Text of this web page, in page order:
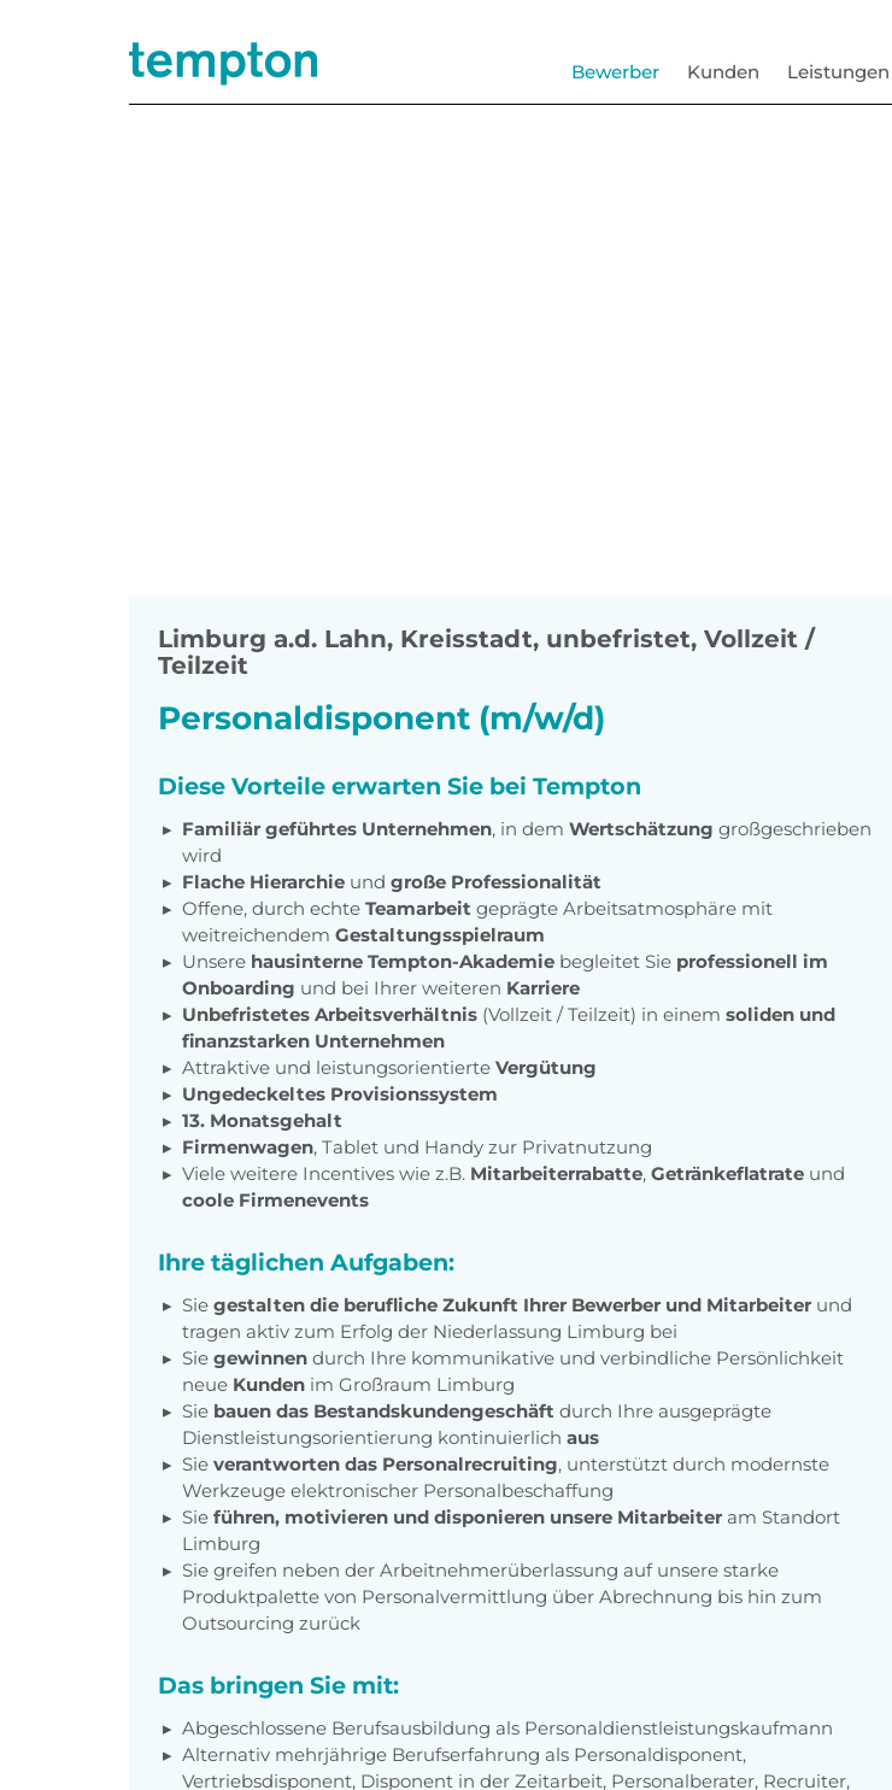
Bewerber Kunden Leistungen
Limburg a.d. Lahn, Kreisstadt, unbefristet, Vollzeit /
Teilzeit
Personaldisponent (m/w/d)
Diese Vorteile erwarten Sie bei Tempton
Familiär geführtes Unternehmen, in dem Wertschätzung großgeschrieben
wird
Flache Hierarchie und große Professionalität
Offene, durch echte Teamarbeit geprägte Arbeitsatmosphäre mit
weitreichendem Gestaltungsspielraum
Unsere hausinterne Tempton-Akademie begleitet Sie professionell im
Onboarding und bei Ihrer weiteren Karriere
Unbefristetes Arbeitsverhältnis (Vollzeit / Teilzeit) in einem soliden und
finanzstarken Unternehmen
Attraktive und leistungsorientierte Vergütung
Ungedeckeltes Provisionssystem
13. Monatsgehalt
Firmenwagen, Tablet und Handy zur Privatnutzung
Viele weitere Incentives wie z.B. Mitarbeiterrabatte, Getränkeflatrate und
coole Firmenevents
Ihre täglichen Aufgaben:
Sie gestalten die berufliche Zukunft Ihrer Bewerber und Mitarbeiter und
tragen aktiv zum Erfolg der Niederlassung Limburg bei
Sie gewinnen durch Ihre kommunikative und verbindliche Persönlichkeit
neue Kunden im Großraum Limburg
Sie bauen das Bestandskundengeschäft durch Ihre ausgeprägte
Dienstleistungsorientierung kontinuierlich aus
Sie verantworten das Personalrecruiting, unterstützt durch modernste
Werkzeuge elektronischer Personalbeschaffung
Sie führen, motivieren und disponieren unsere Mitarbeiter am Standort
Limburg
Sie greifen neben der Arbeitnehmerüberlassung auf unsere starke
Produktpalette von Personalvermittlung über Abrechnung bis hin zum
Outsourcing zurück
Das bringen Sie mit:
Abgeschlossene Berufsausbildung als Personaldienstleistungskaufmann
Alternativ mehrjährige Berufserfahrung als Personaldisponent,
Vertriebsdisponent, Disponent in der Zeitarbeit, Personalberater, Recruiter,